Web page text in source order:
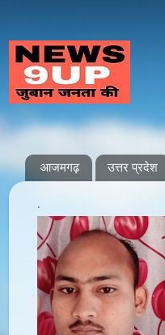
आजमगढ़ उत्तर प्रदेश
.